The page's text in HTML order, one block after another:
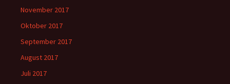
November 2017
Oktober 2017
September 2017
August 2017
Juli 2017